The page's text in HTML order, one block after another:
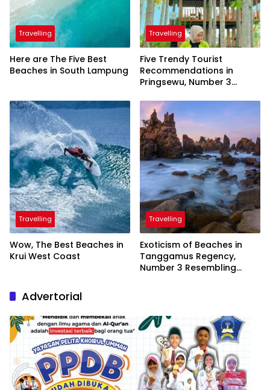
Travelling
Here are The Five Best
Beaches in South Lampung
Travelling
Five Trendy Tourist
Recommendations in
Pringsewu, Number 3
President
Travelling
Wow, The Best Beaches in
Krui West Coast
Travelling
Exoticism of Beaches in
Tanggamus Regency,
Number 3 Resembling
Advertorial